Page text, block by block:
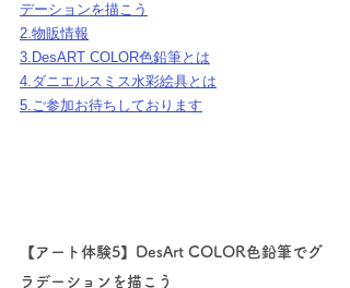
デーションを描こう
2.物販情報
3.DesART COLOR色鉛筆とは
4.ダニエルスミス水彩絵具とは
5.ご参加お待ちしております
【アート体験5】DesArt COLOR色鉛筆でグ
ラデーションを描こう